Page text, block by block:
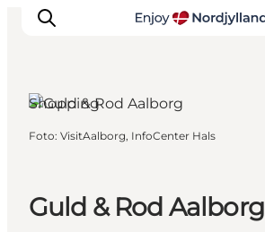
Byer og steder
Guld & Rod Aalborg
Shopping
Foto: VisitAalborg, InfoCenter Hals